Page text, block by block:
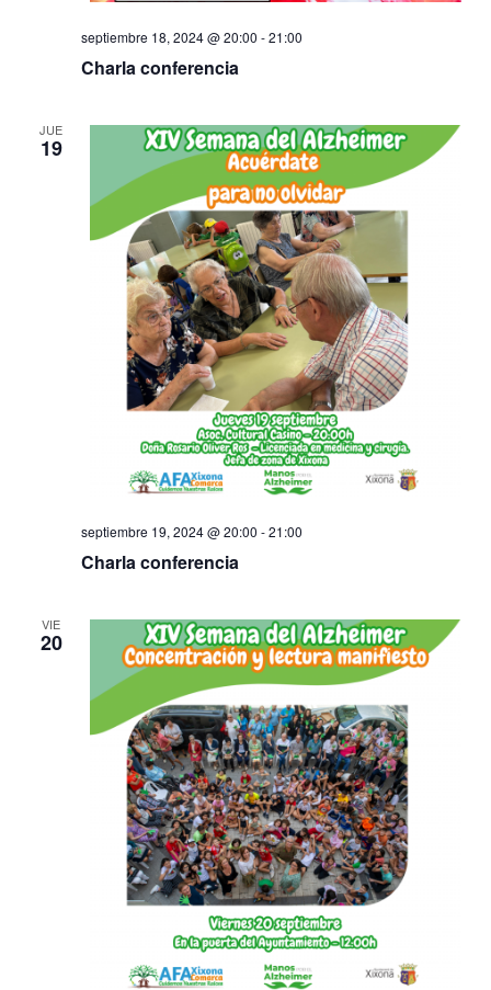
n
t
o
s
Charla conferencia
septiembre 18, 2024 @ 20:00 -21:00
JUE
19
Charla conferencia
septiembre 19, 2024 @ 20:00 -21:00
VIE
20